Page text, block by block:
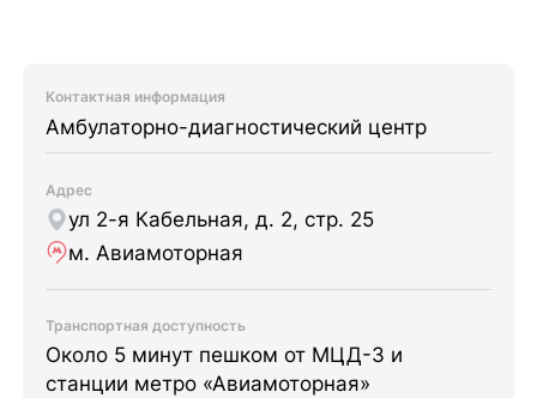
Контактная информация
Амбулаторно-диагностический центр
Адрес
ул 2-я Кабельная, д. 2, стр. 25
м. Авиамоторная
Транспортная доступность
Около 5 минут пешком от МЦД-3 и
станции метро «Авиамоторная»